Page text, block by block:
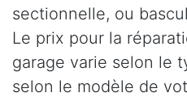
sectionnelle, ou
Le prix pour la
garage varie selon le
selon le modèle de